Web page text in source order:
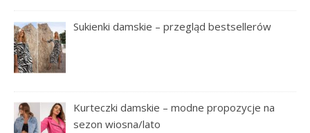
Sukienki damskie – przegląd bestsellerów
Kurteczki damskie – modne propozycje na
sezon wiosna/lato